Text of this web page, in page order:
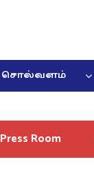
சொல்வளம்
Press Room